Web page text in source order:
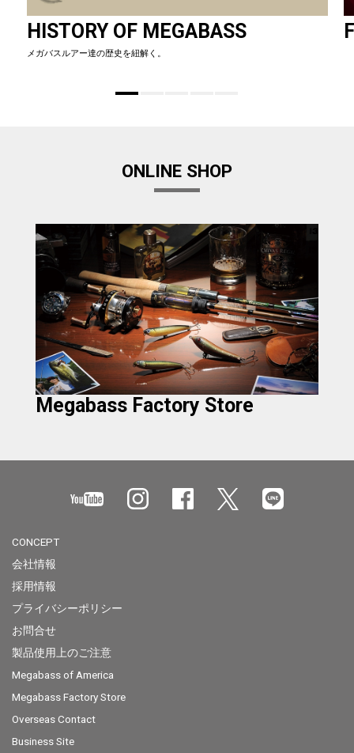
HISTORY OF MEGABASS
メガバスルアー達の歴史を紐解く。
ONLINE SHOP
Megabass Factory Store
CONCEPT
会社情報
採用情報
プライバシーポリシー
お問合せ
製品使用上のご注意
Megabass of America
Megabass Factory Store
Overseas Contact
Business Site